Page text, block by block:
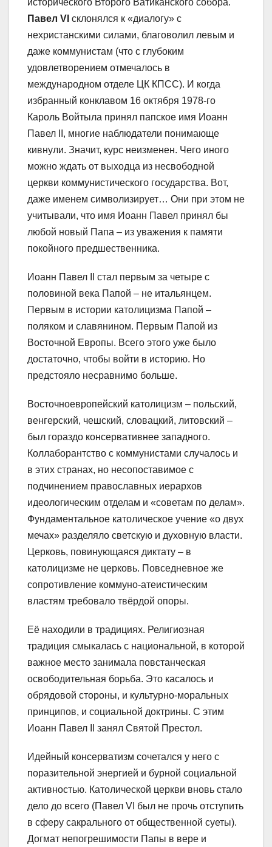
Павел VI склонялся к «диалогу» с
нехристанскими силами, благоволил левым и
даже коммунистам (что с глубоким
удовлетворением отмечалось в
международном отделе ЦК КПСС). И когда
избранный конклавом 16 октября 1978-го
Кароль Войтыла принял папское имя Иоанн
Павел II, многие наблюдатели понимающе
кивнули. Значит, курс неизменен. Чего иного
можно ждать от выходца из несвободной
церкви коммунистического государства. Вот,
даже именем символизирует… Они при этом не
учитывали, что имя Иоанн Павел принял бы
любой новый Папа – из уважения к памяти
покойного предшественника.
Иоанн Павел II стал первым за четыре с
половиной века Папой – не итальянцем.
Первым в истории католицизма Папой –
поляком и славянином. Первым Папой из
Восточной Европы. Всего этого уже было
достаточно, чтобы войти в историю. Но
предстояло несравнимо больше.
Восточноевропейский католицизм – польский,
венгерский, чешский, словацкий, литовский –
был гораздо консервативнее западного.
Коллаборантство с коммунистами случалось и
в этих странах, но несопоставимое с
подчинением православных иерархов
идеологическим отделам и «советам по делам».
Фундаментальное католическое учение «о двух
мечах» разделяло светскую и духовную власти.
Церковь, повинующаяся диктату – в
католицизме не церковь. Повседневное же
сопротивление коммуно-атеистическим
властям требовало твёрдой опоры.
Её находили в традициях. Религиозная
традиция смыкалась с национальной, в которой
важное место занимала повстанческая
освободительная борьба. Это касалось и
обрядовой стороны, и культурно-моральных
принципов, и социальной доктрины. С этим
Иоанн Павел II занял Святой Престол.
Идейный консерватизм сочетался у него с
поразительной энергией и бурной социальной
активностью. Католической церкви вновь стало
дело до всего (Павел VI был не прочь отступить
в сферу сакрального от общественной суеты).
Догмат непогрешимости Папы в вере и